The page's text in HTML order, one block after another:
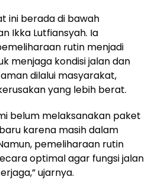
ini berada di bawah
Ikka Lutfiansyah. Ia
rutin menjadi
menjaga kondisi jalan dan
dilalui masyarakat,
yang lebih berat.
belum melaksanakan paket
karena masih dalam
pemeliharaan rutin
optimal agar fungsi jalan
ujarnya.